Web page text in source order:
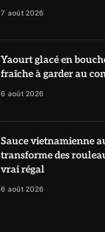
7 août 2026
Yaourt glacé en
fraîche à garder au
6 août 2026
Sauce vietnamienne
transforme des
vrai régal
6 août 2026